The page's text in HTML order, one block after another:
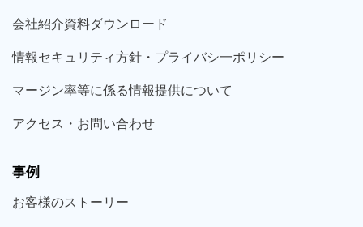
会社紹介資料ダウンロード
情報セキュリティ方針・プライバシ一ポリシー
マージン率等に係る情報提供について
アクセス・お問い合わせ
事例
お客様のストーリー